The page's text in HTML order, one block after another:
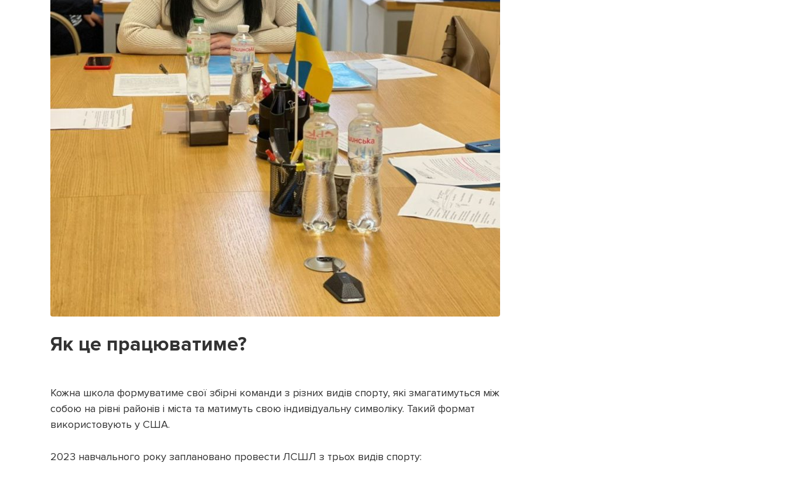
Як це працюватиме?
Кожна школа формуватиме свої збірні команди з різних видів спорту, які змагатимуться між
собою на рівні районів і міста та матимуть свою індивідуальну символіку. Такий формат
використовують у США.
2023 навчального року заплановано провести ЛСШЛ з трьох видів спорту: